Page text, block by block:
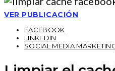
VER PUBLICACIÓN
FACEBOOK
LINKEDIN
SOCIAL MEDIA